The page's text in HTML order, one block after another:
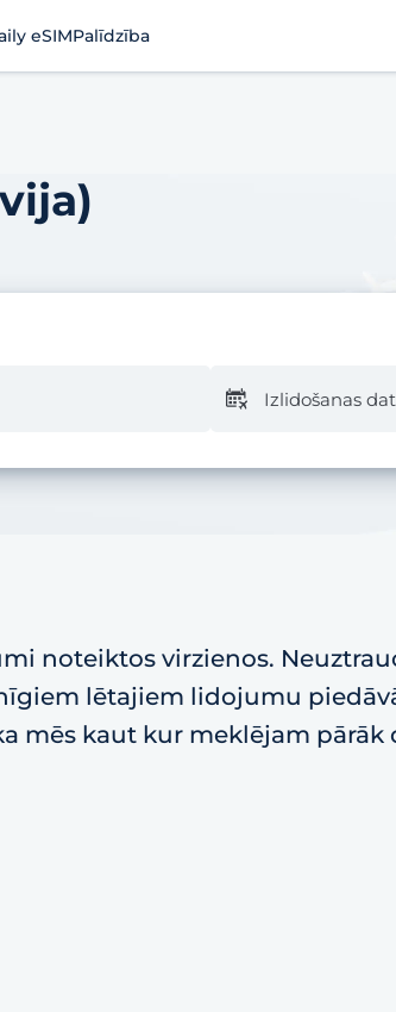
eSIMPalīdzība
Izlidošanas
noteiktos virzienos.
lētajiem lidojumu
mēs kaut kur meklējam pārāk